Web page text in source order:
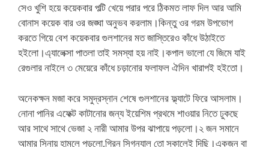
সেও খুশি হয়ে কয়েকবার পল্টি খেয়ে পরার পরে ঠিকমত লাফ দিল আর আমি
বোনাস কয়েক বার ওর জঙ্ঘা অনুভব করলাম।কিন্তু ওর গরম উপভোগ
করতে গিয়ে বেশ কয়েকবার গুলশানের মত জাস্তিরেও কাঁধে উঠাইতে
হইলো।এ্যালেক্সা পাতলা তাই সমস্যা হয় নাই।কপাল ভালো যে জিমে যাই
রেগুলার নাইলে ৩ মেয়েরে কাঁধে চড়ানোর ফলাফল ঐদিন খারাপই হইতো।
অনেকক্ষন মজা করে সমুদ্রস্নান শেষে গুলশানের ফ্ল্যাটে ফিরে আসলাম।
নোনা পানির এফেক্ট কাটানোর জন্য ইয়েশিম প্রথমে শাওয়ার নিতে ঢুকছে
আর সাথে সাথে ভেজা ২ নারী আমার উপর ঝাপায়ে পড়লো।২ জন সমানে
আমার সিনায় হামলে পড়লো,গ্রিন সিগন্যাল তো সকালেই দিছি।একজন বা